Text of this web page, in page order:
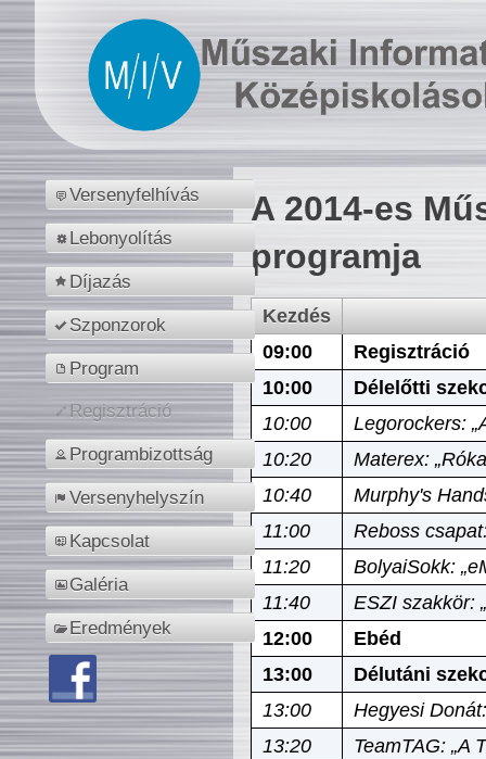
Versenyfelhívás
Lebonyolítás
Díjazás
Szponzorok
Program
Regisztráció
Programbizottság
Versenyhelyszín
Kapcsolat
Galéria
Eredmények
A 2014-es
programja
Kezdés
09:00
Regisztráció
10:00
Délelőtti
10:00
Legorockers:
10:20
Materex:
10:40
Murphy's
11:00
Reboss
11:20
BolyaiSokk:
11:40
ESZI szakkör:
12:00
Ebéd
13:00
Délutáni
13:00
Hegyesi
13:20
TeamTAG: „A